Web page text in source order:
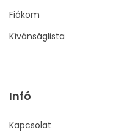
Fiókom
Kívánságlista
Infó
Kapcsolat